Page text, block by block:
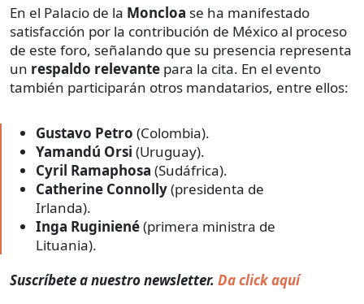
En el Palacio de la Moncloa se ha manifestado
satisfacción por la contribución de México al proceso
de este foro, señalando que su presencia representa
un respaldo relevante para la cita. En el evento
también participarán otros mandatarios, entre ellos:
Gustavo Petro (Colombia).
Yamandú Orsi (Uruguay).
Cyril Ramaphosa (Sudáfrica).
Catherine Connolly(presidenta de
Irlanda).
Inga Ruginiené(primera ministra de
Lituania).
Suscríbete a nuestro newsletter. Da click aquí